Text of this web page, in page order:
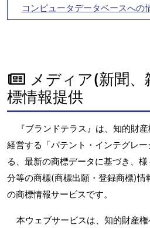
コンピュータデータベースへの
メディア(新聞
標情報提供
『ブランドテラス』は、知的財
経営する「パテント・インテグレ
る、最新の商標データに基づき、
分等の商標(商標出願・登録商標)情
の商標情報サービスです。
本ウェブサービスは、知的財産権